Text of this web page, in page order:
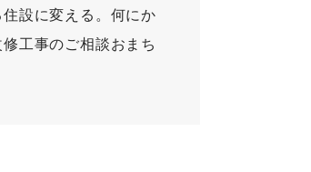
設に変える。何にか
工事のご相談おまち